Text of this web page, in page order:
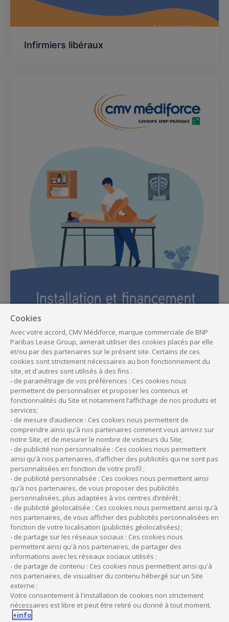
Infirmiers libéraux
Ostéopathes
Cookies
Avec votre accord, CMV Médiforce, marque commerciale de BNP
Paribas Lease Group, aimerait utiliser des cookies placés par elle
et/ou par des partenaires sur le présent site. Certains de ces
cookies sont strictement nécessaires au bon fonctionnement du
site, et d'autres sont utilisés à des fins :
- de paramétrage de vos préférences : Ces cookies nous
permettent de personnaliser et proposer les contenus et
fonctionnalités du Site et notamment l’affichage de nos produits et
services;
- de mesure d’audience : Ces cookies nous permettent de
comprendre ainsi qu'à nos partenaires comment vous arrivez sur
notre Site, et de mesurer le nombre de visiteurs du Site;
- de publicité non personnalisée : Ces cookies nous permettent
ainsi qu'à nos partenaires, d’afficher des publicités qui ne sont pas
personnalisées en fonction de votre profil ;
- de publicité personnalisée : Ces cookies nous permettent ainsi
qu'à nos partenaires, de vous proposer des publicités
personnalisées, plus adaptées à vos centres d’intérêt ;
- de publicité géolocalisée : Ces cookies nous permettent ainsi qu'à
nos partenaires, de vous afficher des publicités personnalisées en
fonction de votre localisation (publicités géolocalisées) ;
- de partage sur les réseaux sociaux : Ces cookies nous
permettent ainsi qu'à nos partenaires, de partager des
informations avec les réseaux sociaux utilisés ;
- de partage de contenu : Ces cookies nous permettent ainsi qu'à
nos partenaires, de visualiser du contenu hébergé sur un Site
externe ;
Votre consentement à l'installation de cookies non strictement
nécessaires est libre et peut être retiré ou donné à tout moment.
+info